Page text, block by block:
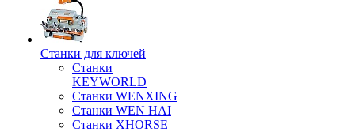
Станки для ключей
Станки
KEYWORLD
Станки WENXING
Станки WEN HAI
Станки XHORSE